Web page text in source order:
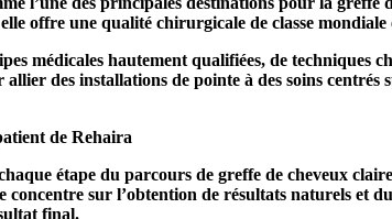
offre une qualité chirurgicale de classe
médicales hautement qualifiées, de
des installations de pointe à des soins
de Rehaira
étape du parcours de greffe de cheveux
concentre sur l’obtention de résultats naturels et
final.